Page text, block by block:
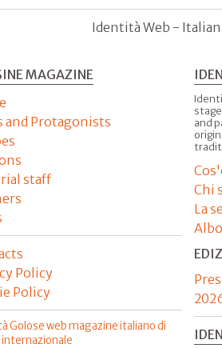
Identità Web -
MAGAZINE
and Protagonists
staff
Policy
Policy
Golose web magazine italiano di
internazionale
and
Chi
La